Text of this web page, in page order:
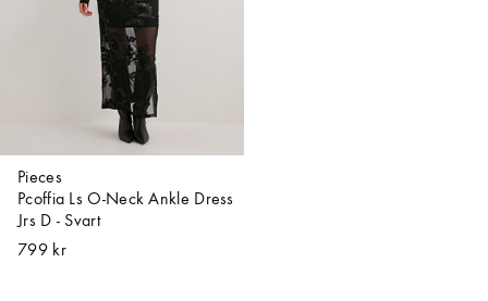
Pieces
Pcoffia Ls O-Neck Ankle Dress
Jrs D - Svart
799 kr